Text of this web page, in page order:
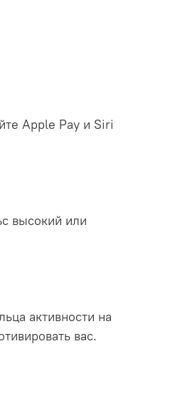
Apple Pay и Siri
высокий или
активности на
вас.